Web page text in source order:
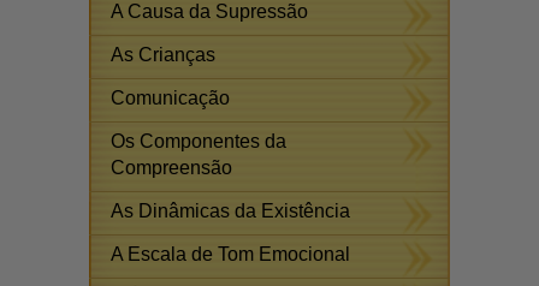
A Causa da Supressão
As Crianças
Comunicação
Os Componentes da
Compreensão
As Dinâmicas da Existência
A Escala de Tom Emocional